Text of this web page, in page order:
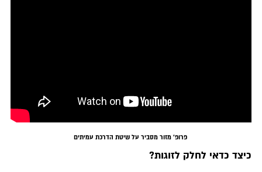
פרופ' מזור מסביר על שיטת הדרכת עמיתים
כיצד כדאי לחלק לזוגות?